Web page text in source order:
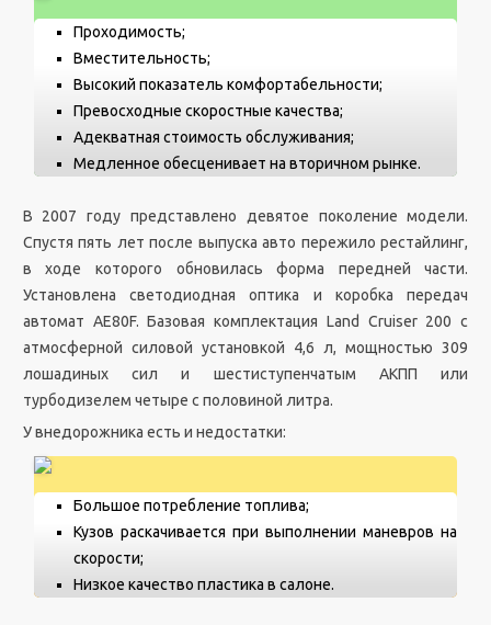
Проходимость;
Вместительность;
Высокий показатель комфортабельности;
Превосходные скоростные качества;
Адекватная стоимость обслуживания;
Медленное обесценивает на вторичном рынке.
В 2007 году представлено девятое поколение модели.
Спустя пять лет после выпуска авто пережило рестайлинг,
в ходе которого обновилась форма передней части.
Установлена светодиодная оптика и коробка передач
автомат АЕ80F. Базовая комплектация Land Cruiser 200 с
атмосферной силовой установкой 4,6 л, мощностью 309
лошадиных сил и шестиступенчатым АКПП или
турбодизелем четыре с половиной литра.
У внедорожника есть и недостатки:
Большое потребление топлива;
Кузов раскачивается при выполнении маневров на
скорости;
Низкое качество пластика в салоне.